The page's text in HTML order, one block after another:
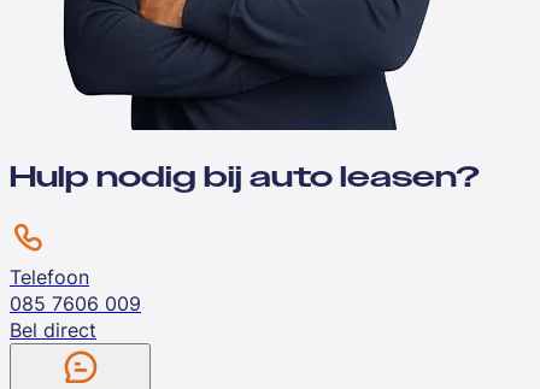
Hulp nodig bij auto leasen?
Telefoon
085 7606 009
Bel direct